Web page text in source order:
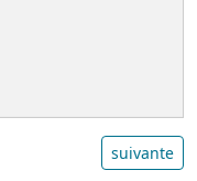
suivante